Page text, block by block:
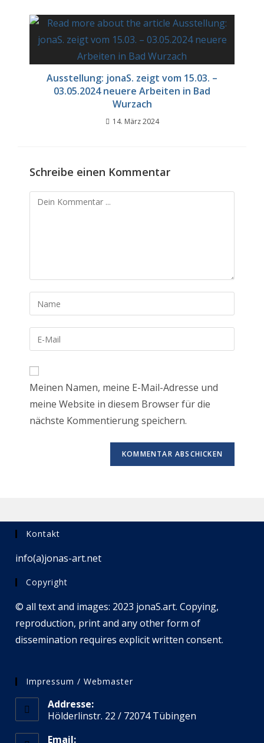
Ausstellung: jonaS. zeigt vom 15.03. –
03.05.2024 neuere Arbeiten in Bad
Wurzach
14. März 2024
Schreibe einen Kommentar
Kommentieren
Gib
deinen
Namen
oder
zum
Kommentieren
ein
Gib
deine
E-
Mail-
Adresse
zum
Kommentieren
Meinen Namen, meine E-Mail-Adresse und
meine Website in diesem Browser für die
nächste Kommentierung speichern.
Kontakt
info(a)jonas-art.net
Copyright
© all text and images: 2023 jonaS.art. Copying,
reproduction, print and any other form of
dissemination requires explicit written consent.
Impressum / Webmaster
Addresse:
Hölderlinstr. 22 / 72074 Tübingen
Email: